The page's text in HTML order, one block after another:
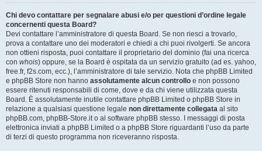
Chi devo contattare per segnalare abusi e/o per questioni d’ordine legale
concernenti questa Board?
Devi contattare l’amministratore di questa Board. Se non riesci a trovarlo,
prova a contattare uno dei moderatori e chiedi a chi puoi rivolgerti. Se ancora
non ottieni risposta, puoi contattare il proprietario del dominio (fai una ricerca
con whois) oppure, se la Board è ospitata da un servizio gratuito (ad es. yahoo,
free.fr, f2s.com, ecc.), l’amministratore di tale servizio. Nota che phpBB Limited
e phpBB Store non hanno assolutamente alcun controllo e non possono
essere ritenuti responsabili di come, dove e da chi viene utilizzata questa
Board. È assolutamente inutile contattare phpBB Limited o phpBB Store in
relazione a qualsiasi questione legale non direttamente collegata al sito
phpBB.com, phpBB-Store.it o al software phpBB stesso. I messaggi di posta
elettronica inviati a phpBB Limited o a phpBB Store riguardanti l’uso da parte
di terzi di questo programma non riceveranno risposta.